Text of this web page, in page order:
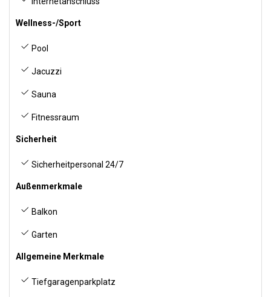
Wellness-/Sport
Pool
Jacuzzi
Sauna
Fitnessraum
Sicherheit
Sicherheitpersonal 24/7
Außenmerkmale
Balkon
Garten
Allgemeine Merkmale
Tiefgaragenparkplatz